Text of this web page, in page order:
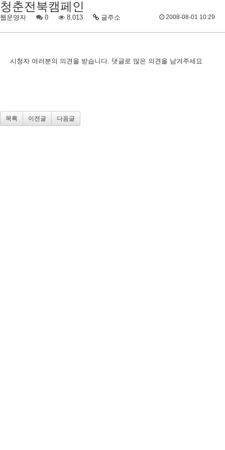
청춘전북캠페인
웹운영자 0 8,013 글주소 2008-08-01 10:29
시청자 여러분의 의견을 받습니다. 댓글로 많은 의견을 남겨주세요
목록 이전글 다음글